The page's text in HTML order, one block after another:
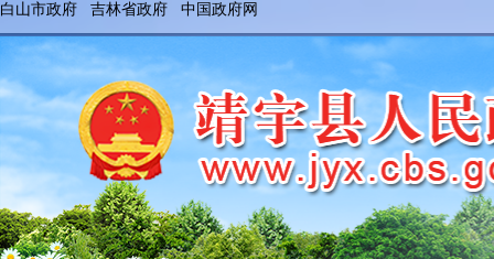
白山市政府 吉林省政府 中国政府网